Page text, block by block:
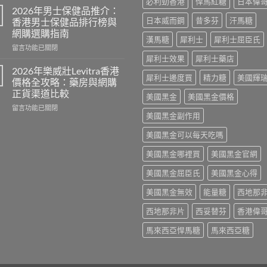
2026：
雙
效
偉
哥
實
用
家
心
得
年
印
度
壯
陽
正
品
去
哪
裡
2026年男士保健品推介：
香港男士保健品排行榜與
網購選購指南
在
年
男
士
保
健
留言功能已關閉
2026年樂威壯Levitra香港
價格全攻略：藥房與網購
正貨渠道比較
在
留言功能已關閉
日本威而鋼
昔多芬
汗馬糖
漢馬糖
犀利士
犀利士屈臣氏
犀利士效果
犀利士藥店
犀利士邊度買
精力糖
美國輝瑞
美國黑金
美國黑金價格
美國黑金副作用
美國黑金可以每天吃嗎
美國黑金哪裡買
美國黑金官網
美國黑金屈臣氏
美國黑金心得
美國黑金無效
能量糖
西地那非
西地那非片
西妥替芬
香港偉哥
馬來西亞悍馬糖
馬來西亞糖